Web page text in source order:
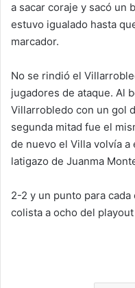
a sacar coraje y sacó un
estuvo igualado hasta
marcador.
No se rindió el
jugadores de ataque. Al
Villarrobledo con un gol
segunda mitad fue el
de nuevo el Villa volvía a
latigazo de Juanma
2-2 y un punto para
colista a ocho del